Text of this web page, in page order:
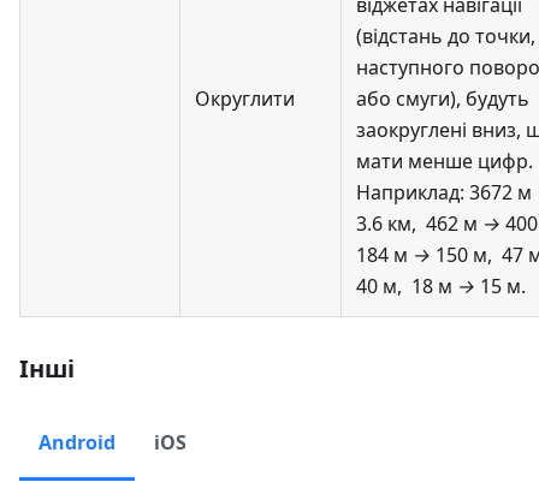
Округлити
віджетах навігації
(відстань до точки,
наступного
або смуги), будуть
заокруглені вниз,
мати менше цифр.
Наприклад: 3672 м
3.6 км, 462 м →
184 м → 150 м, 47
40 м, 18 м → 15 м.
Інші
Android iOS